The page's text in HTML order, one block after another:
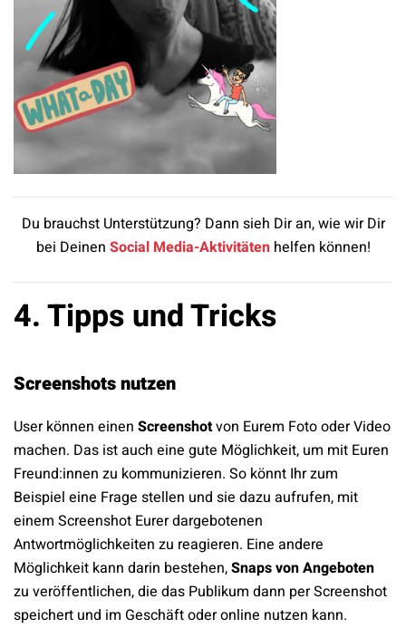
Du brauchst Unterstützung? Dann sieh Dir an, wie wir Dir
bei Deinen Social Media-Aktivitätenhelfen können!
4. Tipps und Tricks
Screenshots nutzen
User können einen Screenshotvon Eurem Foto oder Video
machen. Das ist auch eine gute Möglichkeit, um mit Euren
Freund:innen zu kommunizieren. So könnt Ihr zum
Beispiel eine Frage stellen und sie dazu aufrufen, mit
einem Screenshot Eurer dargebotenen
Antwortmöglichkeiten zu reagieren. Eine andere
Möglichkeit kann darin bestehen,Snaps von Angeboten
zu veröffentlichen, die das Publikum dann per Screenshot
speichert und im Geschäft oder online nutzen kann.